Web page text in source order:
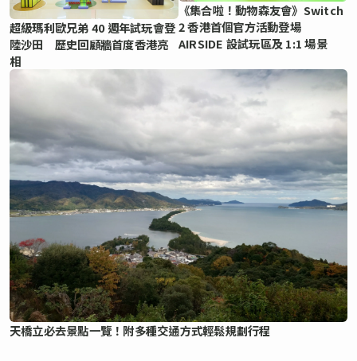
超級瑪利歐兄弟 40 週年試玩會登
陸沙田 歷史回顧牆首度香港亮
相
《集合啦！動物森友會》Switch
2 香港首個官方活動登場
AIRSIDE 設試玩區及 1:1 場景
天橋立必去景點一覽！附多種交通方式輕鬆規劃行程